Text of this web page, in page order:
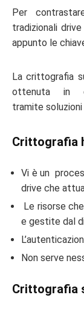
Per
tradizionali
appunto le
La crittografia
ottenuta in
tramite
Crittografia
Vi è un
drive che
Le risorse
e gestite dal
Non serve
Crittografia